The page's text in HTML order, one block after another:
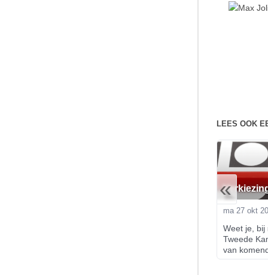
LEES OOK
«
ma 27 okt
Weet je, bij
Tweede
van